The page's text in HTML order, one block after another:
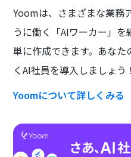
Yoomは、さまざまな業務
うに働く「AIワーカー」
単に作成できます。あな
くAI社員を導入しましょう！
Yoomについて詳しくみる